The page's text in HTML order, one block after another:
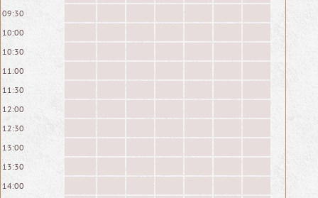
09:30
10:00
10:30
11:00
11:30
12:00
12:30
13:00
13:30
14:00